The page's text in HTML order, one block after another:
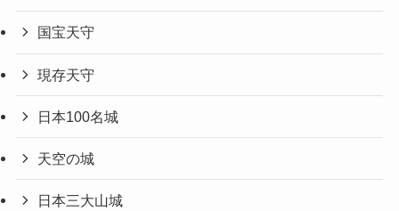
国宝天守
現存天守
日本100名城
天空の城
日本三大山城